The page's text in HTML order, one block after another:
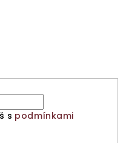
s podmínkami